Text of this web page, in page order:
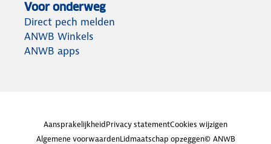
Voor onderweg
Direct pech melden
ANWB Winkels
ANWB apps
AansprakelijkheidPrivacy statementCookies wijzigen
Algemene voorwaardenLidmaatschap opzeggen© ANWB